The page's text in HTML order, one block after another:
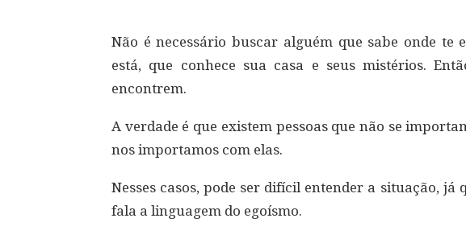
Não é necessário buscar alguém que sabe onde te
está, que conhece sua casa e seus mistérios.
encontrem.
A verdade é que existem pessoas que não se
nos importamos com elas.
Nesses casos, pode ser difícil entender a situação, já
fala a linguagem do egoísmo.